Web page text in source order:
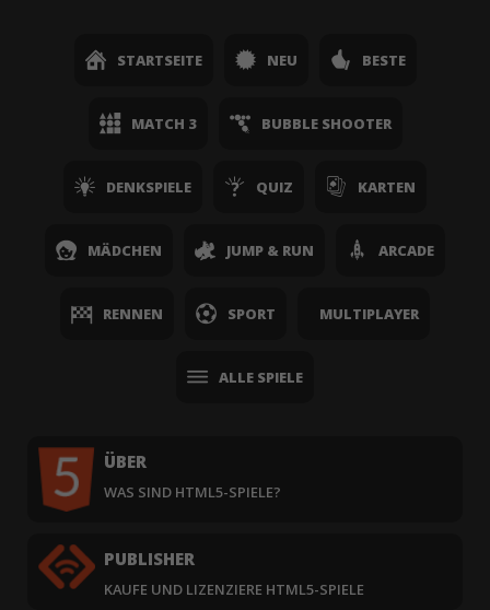
STARTSEITE NEU BESTE
MATCH 3 BUBBLE SHOOTER
DENKSPIELE QUIZ KARTEN
MÄDCHEN JUMP & RUN ARCADE
RENNEN SPORT MULTIPLAYER
ALLE SPIELE
ÜBER
WAS SIND HTML5-SPIELE?
PUBLISHER
KAUFE UND LIZENZIERE HTML5-SPIELE